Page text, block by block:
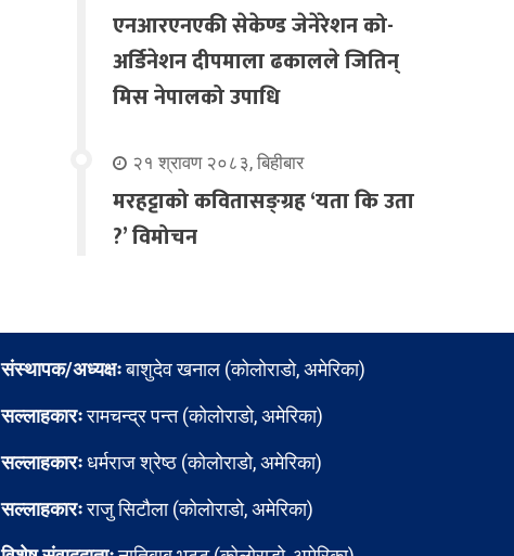
एनआरएनएकी सेकेण्ड जेनेरेशन को-
अर्डिनेशन दीपमाला ढकालले जितिन्
मिस नेपालको उपाधि
२१ श्रावण २०८३, बिहीबार
मरहट्टाको कवितासङ्ग्रह ‘यता कि उता
?’ विमोचन
संस्थापक/अध्यक्षःबाशुदेव खनाल (कोलोराडो, अमेरिका)
सल्लाहकारःरामचन्द्र पन्त (कोलोराडो, अमेरिका)
सल्लाहकारःधर्मराज श्रेष्ठ (कोलोराडो, अमेरिका)
सल्लाहकारःराजु सिटौला (कोलोराडो, अमेरिका)